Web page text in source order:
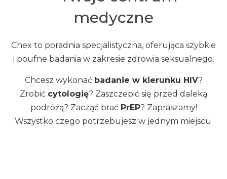
medyczne
Chex to poradnia specjalistyczna, oferująca szybkie
i poufne badania w zakresie zdrowia seksualnego.
Chcesz wykonać badanie w kierunku HIV?
Zrobić cytologię? Zaszczepić się przed daleką
podróżą? Zacząć brać PrEP? Zapraszamy!
Wszystko czego potrzebujesz w jednym miejscu.